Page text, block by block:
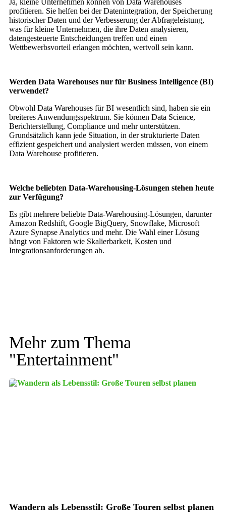
profitieren. Sie helfen bei der Datenintegration, der Speicherung
historischer Daten und der Verbesserung der Abfrageleistung,
was für kleine Unternehmen, die ihre Daten analysieren,
datengesteuerte Entscheidungen treffen und einen
Wettbewerbsvorteil erlangen möchten, wertvoll sein kann.
Werden Data Warehouses nur für Business Intelligence (BI)
verwendet?
Obwohl Data Warehouses für BI wesentlich sind, haben sie ein
breiteres Anwendungsspektrum. Sie können Data Science,
Berichterstellung, Compliance und mehr unterstützen.
Grundsätzlich kann jede Situation, in der strukturierte Daten
effizient gespeichert und analysiert werden müssen, von einem
Data Warehouse profitieren.
Welche beliebten Data-Warehousing-Lösungen stehen heute
zur Verfügung?
Es gibt mehrere beliebte Data-Warehousing-Lösungen, darunter
Amazon Redshift, Google BigQuery, Snowflake, Microsoft
Azure Synapse Analytics und mehr. Die Wahl einer Lösung
hängt von Faktoren wie Skalierbarkeit, Kosten und
Integrationsanforderungen ab.
Mehr zum Thema
"Entertainment"
Wandern als Lebensstil: Große Touren selbst planen